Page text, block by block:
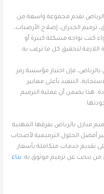
تقدم مجموعة واسعة من
الجدران، إصلاح الأرضيات،
كنت تواجه مشكلة كبيرة أو
اللازمة لتحقيق كل ما ترغب به.
فإن اختيار مؤسسة رمز
التنفيذ بأعلى معايير
هذا يضمن أن عملية الترميم
منازل بالرياض بفرقها المهنية
أفضل الحلول الترميمية لأصحاب
تقديم خدمات متكاملة بأسعار
من يبحث عن ترميم موثوق به. بناء